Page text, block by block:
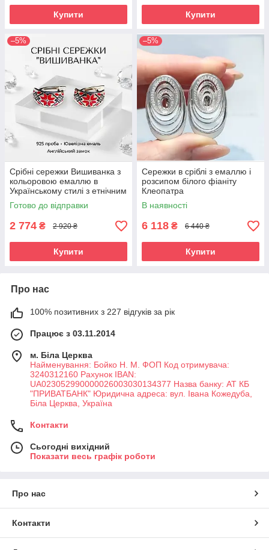
Купити Купити
–5%
Срібні сережки Вишиванка з
кольоровою емаллю в
Українському стилі з етнічним
орнаментом 1,5х1 см. срібло
Готово до відправки
2 774 ₴ 2 920 ₴
Купити
–5%
Сережки в сріблі з емаллю і
розсипом білого фіаніту
Клеопатра
В наявності
6 118 ₴ 6 440 ₴
Купити
Про нас
100% позитивних з 227 відгуків за рік
Працює з 03.11.2014
м. Біла Церква
Найменування: Бойко Н. М. ФОП Код отримувача:
3240312160 Рахунок IBAN:
UA023052990000026003030134377 Назва банку: АТ КБ
"ПРИВАТБАНК" Юридична адреса: вул. Івана Кожедуба,
Біла Церква, Україна
Контакти
Сьогодні вихідний
Показати весь графік роботи
Про нас
Контакти